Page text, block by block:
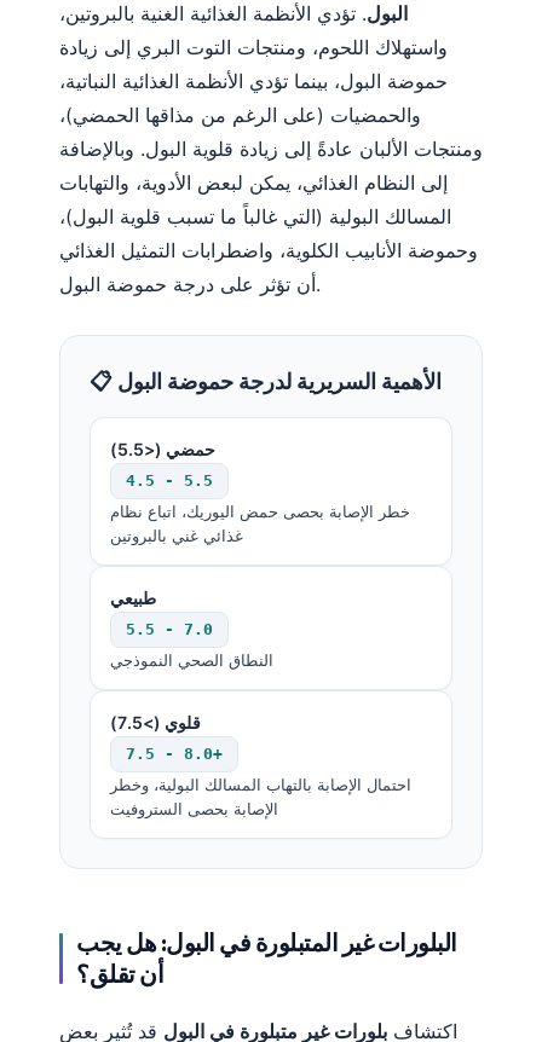
البول. تؤدي الأنظمة الغذائية الغنية بالبروتين،
واستهلاك اللحوم، ومنتجات التوت البري إلى زيادة
حموضة البول، بينما تؤدي الأنظمة الغذائية النباتية،
والحمضيات (على الرغم من مذاقها الحمضي)،
ومنتجات الألبان عادةً إلى زيادة قلوية البول. وبالإضافة
إلى النظام الغذائي، يمكن لبعض الأدوية، والتهابات
المسالك البولية (التي غالباً ما تسبب قلوية البول)،
وحموضة الأنابيب الكلوية، واضطرابات التمثيل الغذائي
أن تؤثر على درجة حموضة البول.
📋 الأهمية السريرية لدرجة حموضة البول
حمضي (<5.5)
4.5 - 5.5
خطر الإصابة بحصى حمض اليوريك، اتباع نظام
غذائي غني بالبروتين
طبيعي
5.5 - 7.0
النطاق الصحي النموذجي
قلوي (>7.5)
7.5 - 8.0+
احتمال الإصابة بالتهاب المسالك البولية، وخطر
الإصابة بحصى الستروفيت
البلورات غير المتبلورة في البول: هل يجب
أن تقلق؟
اكتشاف بلورات غير متبلورة في البول قد تُثير بعض